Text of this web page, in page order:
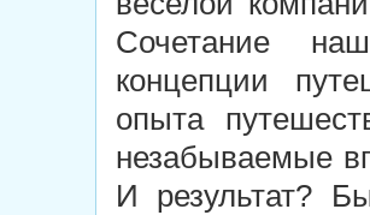
Сочетание
концепции
опыта
незабываемые
И результат?